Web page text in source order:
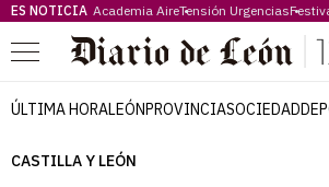
ES NOTICIA Academia AireTensión Urgencias
Menú
ÚLTIMA HORALEÓNPROVINCIASOCIEDAD
CASTILLA Y LEÓN